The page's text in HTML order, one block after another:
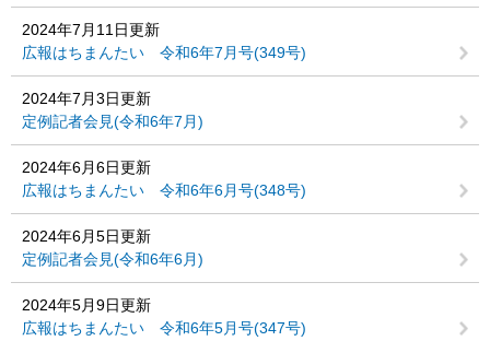
2024年7月11日更新
広報はちまんたい 令和6年7月号(349号)
2024年7月3日更新
定例記者会見(令和6年7月)
2024年6月6日更新
広報はちまんたい 令和6年6月号(348号)
2024年6月5日更新
定例記者会見(令和6年6月)
2024年5月9日更新
広報はちまんたい 令和6年5月号(347号)